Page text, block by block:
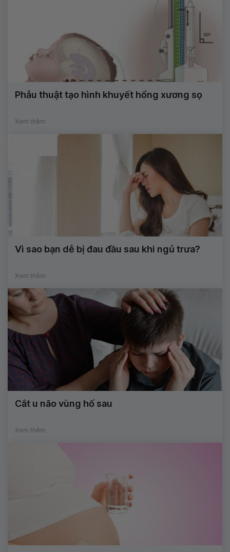
Phẫu thuật tạo hình khuyết hổng xương sọ
Xem thêm
Vì sao bạn dễ bị đau đầu sau khi ngủ trưa?
Xem thêm
Cắt u não vùng hố sau
Xem thêm